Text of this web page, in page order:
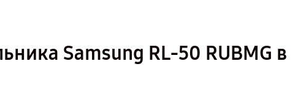
Samsung RL-50 RUBMG в